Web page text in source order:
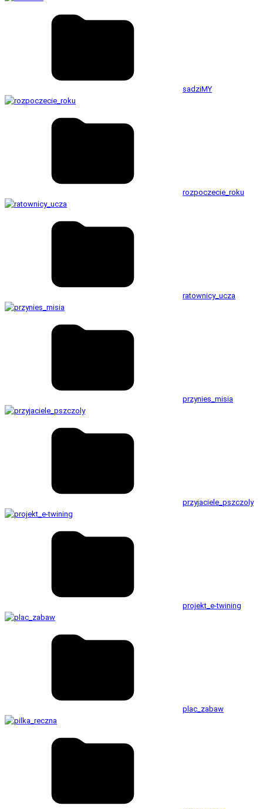
sadziMY
rozpoczecie_roku
ratownicy_ucza
przynies_misia
przyjaciele_pszczoly
projekt_e-twining
plac_zabaw